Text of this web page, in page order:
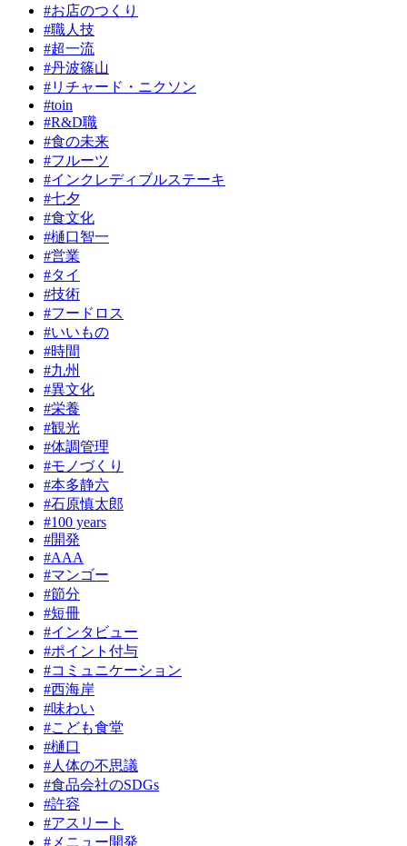
#お店のつくり
#職人技
#超一流
#丹波篠山
#リチャード・ニクソン
#toin
#R&D職
#食の未来
#フルーツ
#インクレディブルステーキ
#七夕
#食文化
#樋口智一
#営業
#タイ
#技術
#フードロス
#いいもの
#時間
#九州
#異文化
#栄養
#観光
#体調管理
#モノづくり
#本多静六
#石原慎太郎
#100 years
#開発
#AAA
#マンゴー
#節分
#短冊
#インタビュー
#ポイント付与
#コミュニケーション
#西海岸
#味わい
#こども食堂
#樋口
#人体の不思議
#食品会社のSDGs
#許容
#アスリート
#メニュー開発